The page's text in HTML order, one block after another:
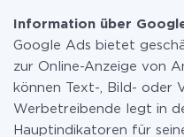
Weitere Informationen
Information über
Google Ads bietet
zur Online-Anzeige von
können Text-, Bild- oder
Werbetreibende legt in
Hauptindikatoren für